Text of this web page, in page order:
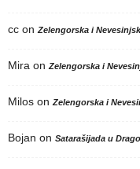
cc on Zelengorska i
Mira on Zelengorska i
Milos on Zelengorska i
Bojan on Satarašijada u